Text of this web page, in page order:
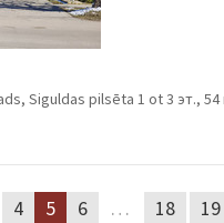
Siguldas pilsēta 1 ot 3 эт., 54
4 5 6 … 18 19